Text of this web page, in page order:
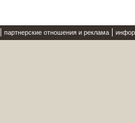
партнерские отношения и реклама